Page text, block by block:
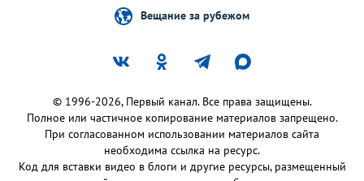
Вещание за рубежом
© 1996-2026, Первый канал. Все права защищены.
Полное или частичное копирование материалов запрещено.
При согласованном использовании материалов сайта
необходима ссылка на ресурс.
Код для вставки видео в блоги и другие ресурсы, размещенный